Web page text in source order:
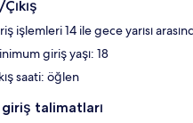
işlemleri 14 ile gece yarısı
giriş yaşı: 18
saati: öğlen
talimatları